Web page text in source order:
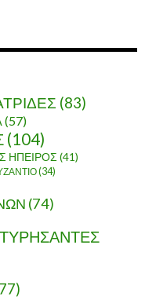
(83)
(57)
(104)
ΗΠΕΙΡΟΣ (41)
(34)
(74)